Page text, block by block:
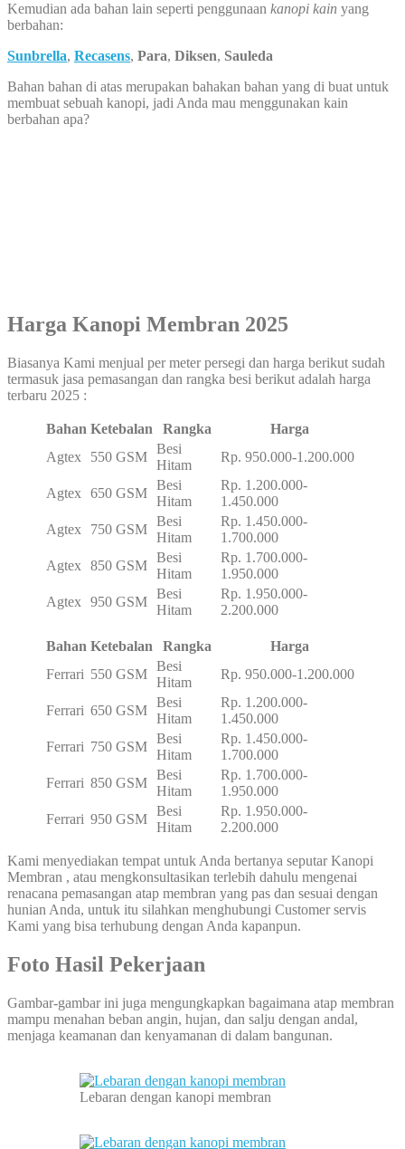
Kemudian ada bahan lain seperti penggunaan kanopi kain yang
berbahan:
Sunbrella, Recasens, Para, Diksen, Sauleda
Bahan bahan di atas merupakan bahakan bahan yang di buat untuk
membuat sebuah kanopi, jadi Anda mau menggunakan kain
berbahan apa?
Harga Kanopi Membran 2025
Biasanya Kami menjual per meter persegi dan harga berikut sudah
termasuk jasa pemasangan dan rangka besi berikut adalah harga
terbaru 2025 :
Bahan Ketebalan Rangka
Harga
Agtex
550 GSM
Besi
Hitam
Rp. 950.000-1.200.000
Agtex 650 GSM
Besi
Hitam
Rp. 1.200.000-
1.450.000
Agtex
750 GSM
Besi
Hitam
Rp. 1.450.000-
1.700.000
Agtex
850 GSM
Besi
Hitam
Rp. 1.700.000-
1.950.000
Agtex
950 GSM
Besi
Hitam
Rp. 1.950.000-
2.200.000
Bahan Ketebalan Rangka
Harga
Ferrari 550 GSM
Besi
Hitam
Rp. 950.000-1.200.000
Ferrari 650 GSM
Besi
Hitam
Rp. 1.200.000-
1.450.000
Ferrari 750 GSM
Besi
Hitam
Rp. 1.450.000-
1.700.000
Ferrari 850 GSM
Besi
Hitam
Rp. 1.700.000-
1.950.000
Ferrari 950 GSM
Besi
Hitam
Rp. 1.950.000-
2.200.000
Kami menyediakan tempat untuk Anda bertanya seputar Kanopi
Membran , atau mengkonsultasikan terlebih dahulu mengenai
renacana pemasangan atap membran yang pas dan sesuai dengan
hunian Anda, untuk itu silahkan menghubungi Customer servis
Kami yang bisa terhubung dengan Anda kapanpun.
Foto Hasil Pekerjaan
Gambar-gambar ini juga mengungkapkan bagaimana atap membran
mampu menahan beban angin, hujan, dan salju dengan andal,
menjaga keamanan dan kenyamanan di dalam bangunan.
Lebaran dengan kanopi membran